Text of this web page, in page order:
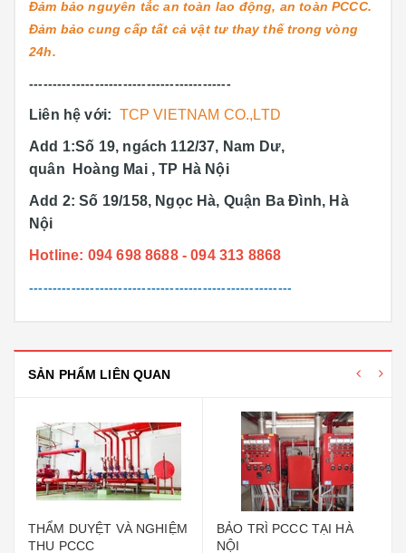
Đảm bảo nguyên tắc an toàn lao động, an toàn PCCC.
Đảm bảo cung cấp tất cả vật tư thay thế trong vòng
24h.
-------------------------------------------
Liên hệ với: TCP VIETNAM CO.,LTD
Add 1:Số 19, ngách 112/37, Nam Dư,
quân Hoàng Mai , TP Hà Nội
Add 2: Số 19/158, Ngọc Hà, Quận Ba Đình, Hà
Nội
Hotline: 094 698 8688 - 094 313 8868
--------------------------------------------------------
SẢN PHẨM LIÊN QUAN
THẨM DUYỆT VÀ NGHIỆM
THU PCCC
BẢO TRÌ PCCC TẠI HÀ
NỘI